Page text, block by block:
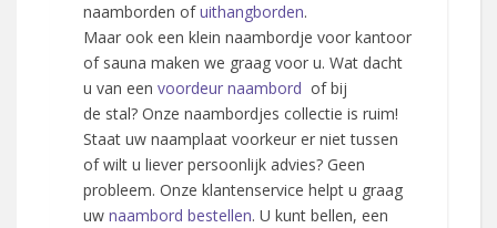
naamborden ofuithangborden.
Maar ook een klein naambordje voor kantoor
of sauna maken we graag voor u. Wat dacht
u van een voordeur naambord of bij
de stal? Onze naambordjes collectie is ruim!
Staat uw naamplaat voorkeur er niet tussen
of wilt u liever persoonlijk advies? Geen
probleem. Onze klantenservice helpt u graag
uw naambord bestellen. U kunt bellen, een